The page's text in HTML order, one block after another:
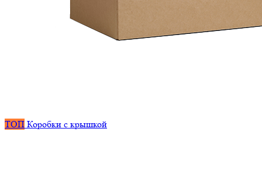
ТОП Коробки с крышкой